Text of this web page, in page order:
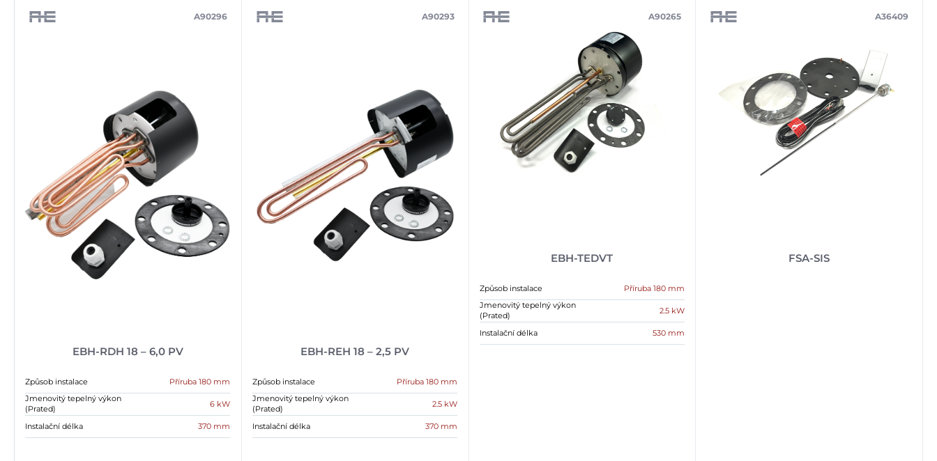
EBH-RDH 18 – 6,0 PV
A90296
Způsob instalace
Příruba 180 mm
Jmenovitý tepelný výkon
(Prated)
6 kW
Instalační délka 370 mm
EBH-REH 18 – 2,5 PV
A90293
Způsob instalace
Příruba 180 mm
Jmenovitý tepelný výkon
(Prated)
2.5 kW
Instalační délka 370 mm
EBH-TEDVT
A90265
Způsob instalace
Příruba 180 mm
Jmenovitý tepelný výkon
(Prated)
2.5 kW
Instalační délka 530 mm
FSA-SIS
A36409